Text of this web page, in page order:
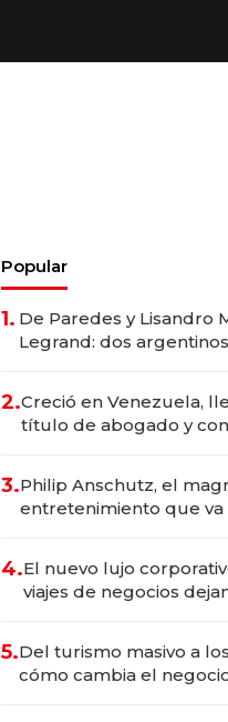
Popular
1. De Paredes y Lisandro
Legrand: dos
2.Creció en Venezuela,
título de abogado y
3.Philip Anschutz, el
entretenimiento que va
4.El nuevo lujo
viajes de negocios
5.Del turismo masivo a
cómo cambia el